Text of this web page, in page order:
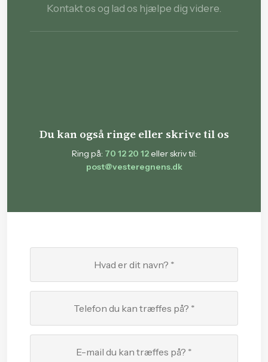
Kontakt os og lad os hjælpe dig videre.
Du kan også ringe eller skrive til os
Ring på: 70 12 20 12eller skriv til:
post@vesteregnens.dk